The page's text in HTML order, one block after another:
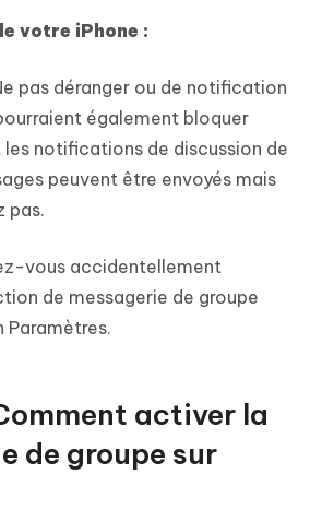
votre iPhone :
pas déranger ou de notification
également bloquer
notifications de discussion de
peuvent être envoyés mais
pas.
vous accidentellement
de messagerie de groupe
Paramètres.
activer la
de groupe sur